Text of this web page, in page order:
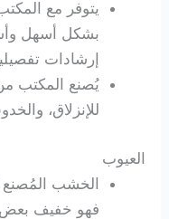
يتوفر مع
بشكل أسهل
إرشادات
يُصنع المكتب
للإنزلاق،
العيوب
الخشب المُصنع
فهو خفيف